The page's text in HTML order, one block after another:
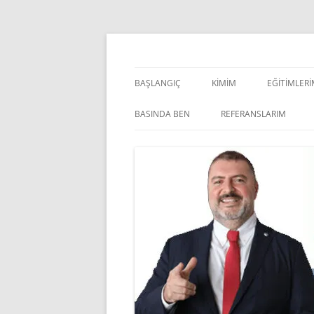
İçeriğe
BAŞLANGIÇ KIMIM
BASINDA BEN REFERANSLARIM